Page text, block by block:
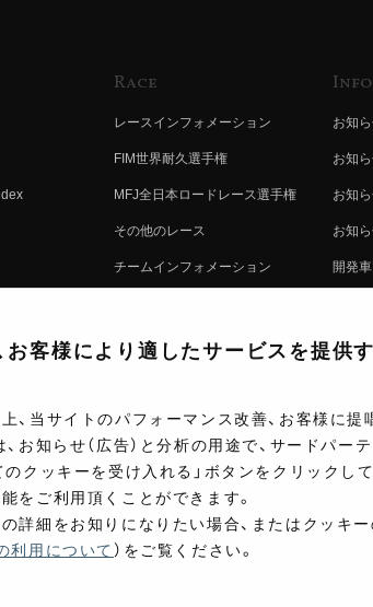
Race
レースインフォメーション
FIM世界耐久選手権
MFJ全日本ロードレース選手権
その他のレース
チームインフォメーション
レースムービー
お知
お知
お知
お知
開発
注文方
お客様により適したサービスを提供
、当サイトのパフォーマンス改善、お客様に
、お知らせ（広告）と分析の用途で、サードパ
のクッキーを受け入れる」ボタンをクリック
をご利用頂くことができます。
詳細をお知りになりたい場合、またはクッキ
利用について ）をご覧ください。